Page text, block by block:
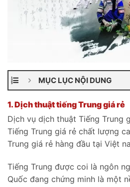
MỤC LỤC NỘI DUNG
1.Dịch thuật tiếng Trung giá rẻ
Dịch vụ dịch thuật Tiếng Trung
Tiếng Trung giá rẻ chất lượng
Trung giá rẻ hàng đầu tại Việt
Tiếng Trung được coi là ngôn
Quốc đang chứng minh là một